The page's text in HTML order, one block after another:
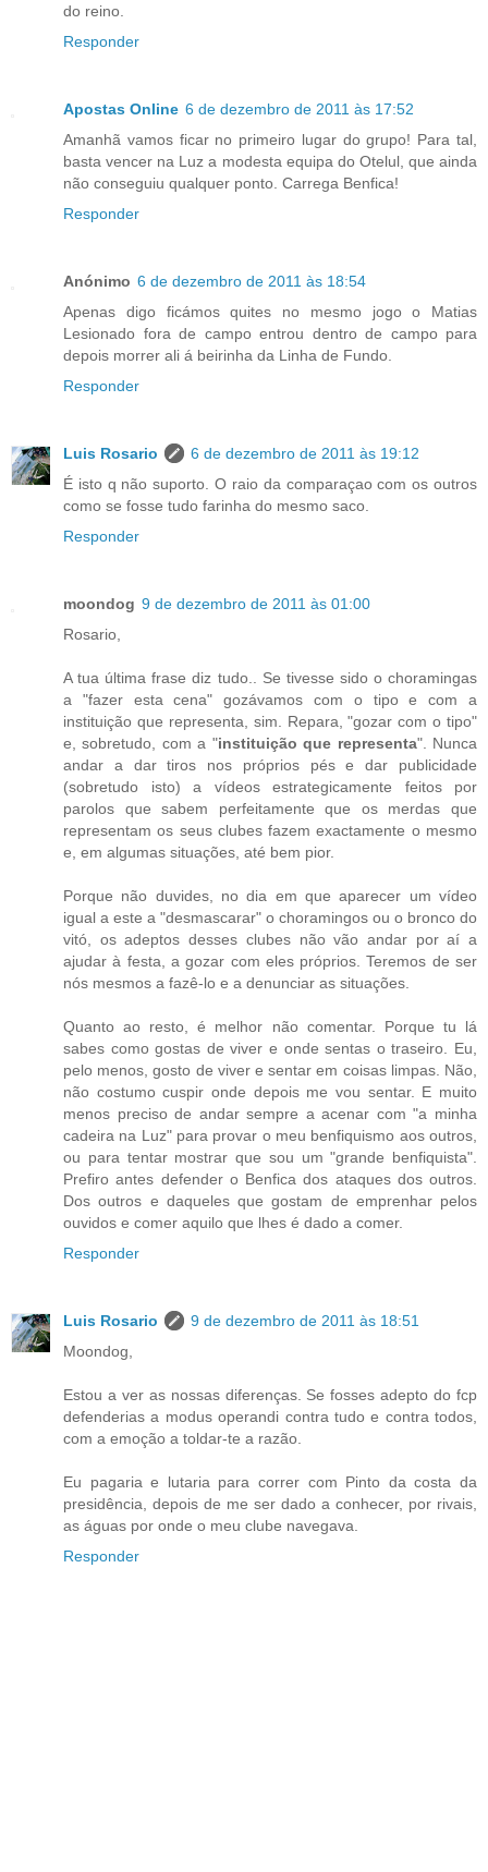
do reino.
Responder
Apostas Online 6 de dezembro de 2011 às 17:52
Amanhã vamos ficar no primeiro lugar do grupo! Para tal,
basta vencer na Luz a modesta equipa do Otelul, que ainda
não conseguiu qualquer ponto. Carrega Benfica!
Responder
Anónimo 6 de dezembro de 2011 às 18:54
Apenas digo ficámos quites no mesmo jogo o Matias
Lesionado fora de campo entrou dentro de campo para
depois morrer ali á beirinha da Linha de Fundo.
Responder
Luis Rosario
6 de dezembro de 2011 às 19:12
É isto q não suporto. O raio da comparaçao com os outros
como se fosse tudo farinha do mesmo saco.
Responder
moondog 9 de dezembro de 2011 às 01:00
Rosario,
A tua última frase diz tudo.. Se tivesse sido o choramingas
a "fazer esta cena" gozávamos com o tipo e com a
instituição que representa, sim. Repara, "gozar com o tipo"
e, sobretudo, com a "instituição que representa". Nunca
andar a dar tiros nos próprios pés e dar publicidade
(sobretudo isto) a vídeos estrategicamente feitos por
parolos que sabem perfeitamente que os merdas que
representam os seus clubes fazem exactamente o mesmo
e, em algumas situações, até bem pior.
Porque não duvides, no dia em que aparecer um vídeo
igual a este a "desmascarar" o choramingos ou o bronco do
vitó, os adeptos desses clubes não vão andar por aí a
ajudar à festa, a gozar com eles próprios. Teremos de ser
nós mesmos a fazê-lo e a denunciar as situações.
Quanto ao resto, é melhor não comentar. Porque tu lá
sabes como gostas de viver e onde sentas o traseiro. Eu,
pelo menos, gosto de viver e sentar em coisas limpas. Não,
não costumo cuspir onde depois me vou sentar. E muito
menos preciso de andar sempre a acenar com "a minha
cadeira na Luz" para provar o meu benfiquismo aos outros,
ou para tentar mostrar que sou um "grande benfiquista".
Prefiro antes defender o Benfica dos ataques dos outros.
Dos outros e daqueles que gostam de emprenhar pelos
ouvidos e comer aquilo que lhes é dado a comer.
Responder
Luis Rosario
9 de dezembro de 2011 às 18:51
Moondog,
Estou a ver as nossas diferenças. Se fosses adepto do fcp
defenderias a modus operandi contra tudo e contra todos,
com a emoção a toldar-te a razão.
Eu pagaria e lutaria para correr com Pinto da costa da
presidência, depois de me ser dado a conhecer, por rivais,
as águas por onde o meu clube navegava.
Responder